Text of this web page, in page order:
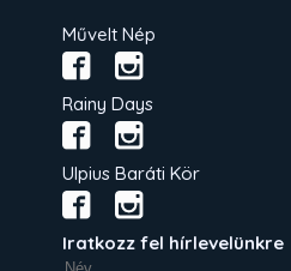
Művelt Nép
Rainy Days
Ulpius Baráti Kör
Iratkozz fel hírlevelünkre